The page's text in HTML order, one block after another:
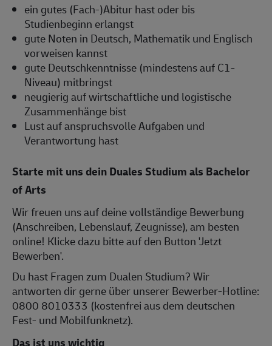
ein gutes (Fach-)Abitur hast oder bis
Studienbeginn erlangst
gute Noten in Deutsch, Mathematik und Englisch
vorweisen kannst
gute Deutschkenntnisse (mindestens auf C1-
Niveau) mitbringst
neugierig auf wirtschaftliche und logistische
Zusammenhänge bist
Lust auf anspruchsvolle Aufgaben und
Verantwortung hast
Starte mit uns dein Duales Studium als Bachelor
of Arts
Wir freuen uns auf deine vollständige Bewerbung
(Anschreiben, Lebenslauf, Zeugnisse), am besten
online! Klicke dazu bitte auf den Button 'Jetzt
Bewerben'.
Du hast Fragen zum Dualen Studium? Wir
antworten dir gerne über unserer Bewerber-Hotline:
0800 8010333 (kostenfrei aus dem deutschen
Fest- und Mobilfunknetz).
Das ist uns wichtig